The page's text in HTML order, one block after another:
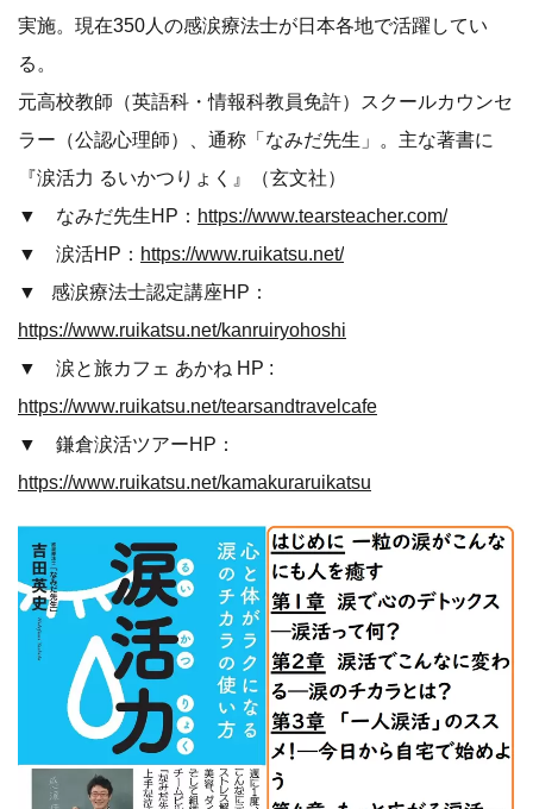
実施。現在350人の感涙療法士が日本各地で活躍してい
る。
元高校教師（英語科・情報科教員免許）スクールカウンセ
ラー（公認心理師）、通称「なみだ先生」。主な著書に
『涙活力 るいかつりょく』（玄文社）
▼ なみだ先生HP： https://www.tearsteacher.com/
▼ 涙活HP： https://www.ruikatsu.net/
▼ 感涙療法士認定講座HP：
https://www.ruikatsu.net/kanruiryohoshi
▼ 涙と旅カフェ あかね HP :
https://www.ruikatsu.net/tearsandtravelcafe
▼ 鎌倉涙活ツアーHP：
https://www.ruikatsu.net/kamakuraruikatsu